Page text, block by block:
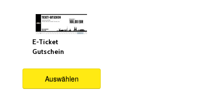
E-Ticket
Gutschein
Auswählen